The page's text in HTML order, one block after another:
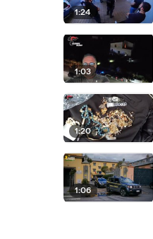
1:24
1:03
1:20
1:06